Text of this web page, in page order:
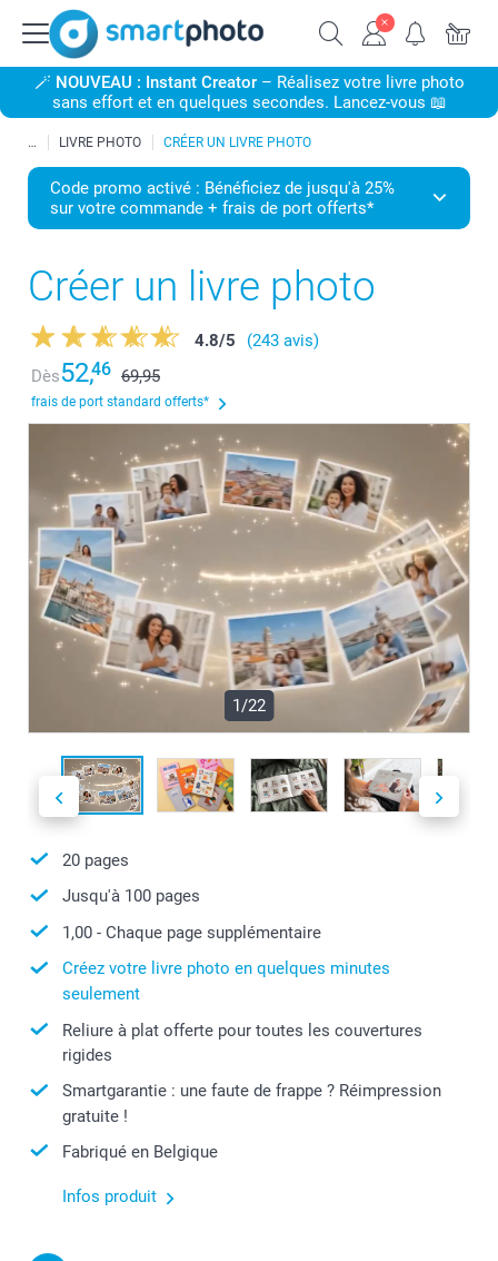
🪄 NOUVEAU : Instant Creator– Réalisez votre livre photo
sans effort et en quelques secondes. Lancez-vous 📖
LIVRE PHOTO CRÉER UN LIVRE PHOTO
Code promo activé : Bénéficiez de jusqu'à 25%
sur votre commande + frais de port offerts*
Créer un livre photo
4.8/5
(243 avis)
Dès52,46 69,95
frais de port standard offerts*
1/22
20 pages
Jusqu'à 100 pages
1,00 - Chaque page supplémentaire
Créez votre livre photo en quelques minutes
seulement
Reliure à plat offerte pour toutes les couvertures
rigides
Smartgarantie : une faute de frappe ? Réimpression
gratuite !
Fabriqué en Belgique
Infos produit